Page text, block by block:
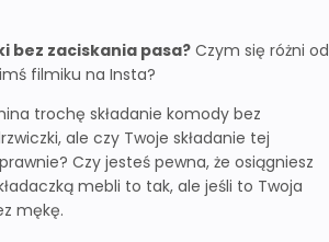
bez zaciskania pasa? Czym się różni od
filmiku na Insta?
trochę składanie komody bez
ale czy Twoje składanie tej
Czy jesteś pewna, że osiągniesz
mebli to tak, ale jeśli to Twoja
mękę.